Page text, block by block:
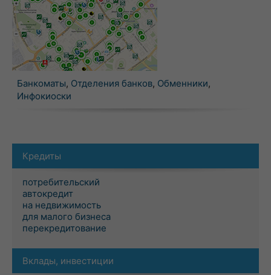
Банкоматы, Отделения банков, Обменники,
Инфокиоски
Кредиты
потребительский
автокредит
на недвижимость
для малого бизнеса
перекредитование
Вклады, инвестиции